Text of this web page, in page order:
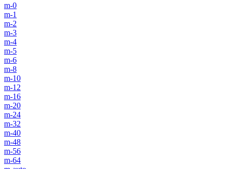
m-0
m-1
m-2
m-3
m-4
m-5
m-6
m-8
m-10
m-12
m-16
m-20
m-24
m-32
m-40
m-48
m-56
m-64